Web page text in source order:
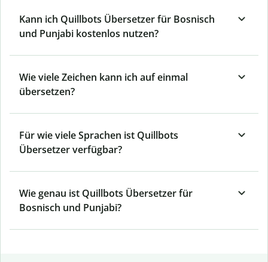
Kann ich Quillbots Übersetzer für Bosnisch
und Punjabi kostenlos nutzen?
Wie viele Zeichen kann ich auf einmal
übersetzen?
Für wie viele Sprachen ist Quillbots
Übersetzer verfügbar?
Wie genau ist Quillbots Übersetzer für
Bosnisch und Punjabi?